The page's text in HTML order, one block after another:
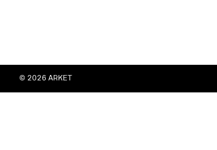
© 2026 ARKET